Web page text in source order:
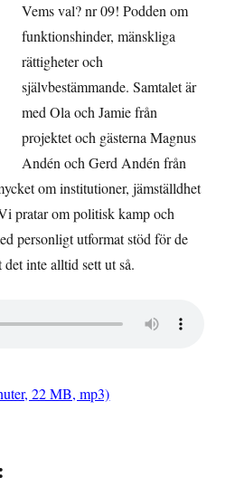
Vems val? nr 09! Podden om
funktionshinder, mänskliga
rättigheter och
självbestämmande. Samtalet är
med Ola och Jamie från
projektet och gästerna Magnus
Andén och Gerd Andén från
om institutioner, jämställdhet
pratar om politisk kamp och
personligt utformat stöd för de
det inte alltid sett ut så.
22 MB, mp3)